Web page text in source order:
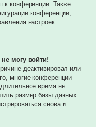
к конференции. Также
конференции,
настроек.
могу войти!
деактивировал или
многие конференции
время не
размер базы данных.
снова и